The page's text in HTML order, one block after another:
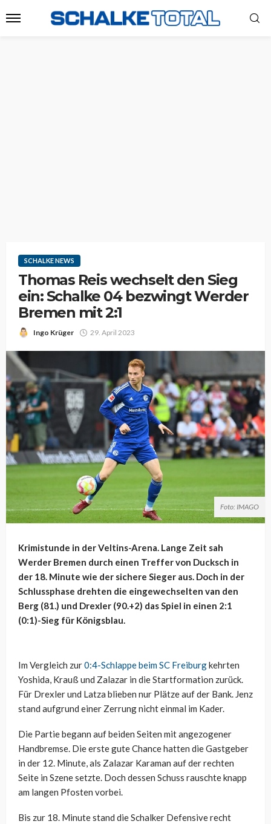
SCHALKE NEWS
Thomas Reis wechselt den Sieg
ein: Schalke 04 bezwingt Werder
Bremen mit 2:1
Ingo Krüger 29. April 2023
Foto: IMAGO
Krimistunde in der Veltins-Arena. Lange Zeit sah
Werder Bremen durch einen Treffer von Ducksch in
der 18. Minute wie der sichere Sieger aus. Doch in der
Schlussphase drehten die eingewechselten van den
Berg (81.) und Drexler (90.+2) das Spiel in einen 2:1
(0:1)-Sieg für Königsblau.
Im Vergleich zur0:4-Schlappe beim SC Freiburgkehrten
Yoshida, Krauß und Zalazar in die Startformation zurück.
Für Drexler und Latza blieben nur Plätze auf der Bank. Jenz
stand aufgrund einer Zerrung nicht einmal im Kader.
Die Partie begann auf beiden Seiten mit angezogener
Handbremse. Die erste gute Chance hatten die Gastgeber
in der 12. Minute, als Zalazar Karaman auf der rechten
Seite in Szene setzte. Doch dessen Schuss rauschte knapp
am langen Pfosten vorbei.
Bis zur 18. Minute stand die Schalker Defensive recht